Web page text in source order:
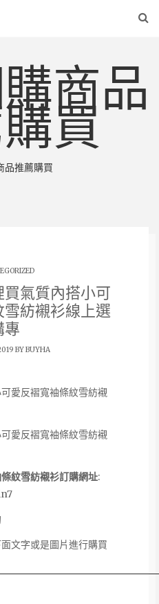
商品
買
品推薦購買
氣質內搭小可
紡襯衫線上選
專
BYBUYHA
愛反褶寬袖條紋雪紡襯
愛反褶寬袖條紋雪紡襯
紋雪紡襯衫訂購網址:
文字或是圖片進行購買